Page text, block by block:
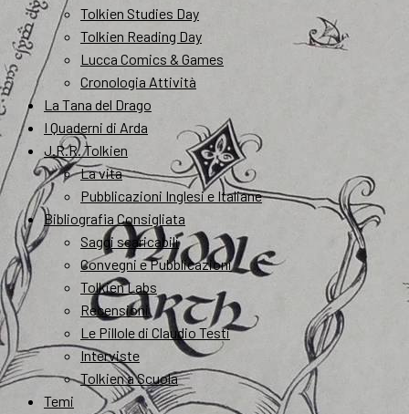
Tolkien Studies Day
Tolkien Reading Day
Lucca Comics & Games
Cronologia Attività
La Tana del Drago
I Quaderni di Arda
J.R.R. Tolkien
La vita
Pubblicazioni Inglesi e Italiane
Bibliografia Consigliata
Saggi scaricabili
Convegni e Pubblicazioni
Tolkien Labs
Recensioni
Le Pillole di Claudio Testi
Interviste
Tolkien a Scuola
Temi